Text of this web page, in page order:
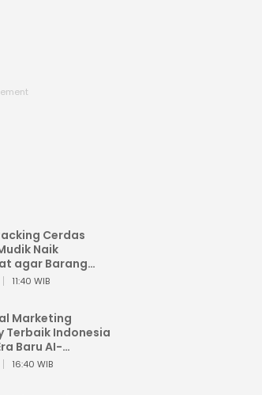
Cerdas
Naik
agar Barang
Bagasi
11:40 WIB
Marketing
Terbaik Indonesia
Baru AI-
Marketing
16:40 WIB